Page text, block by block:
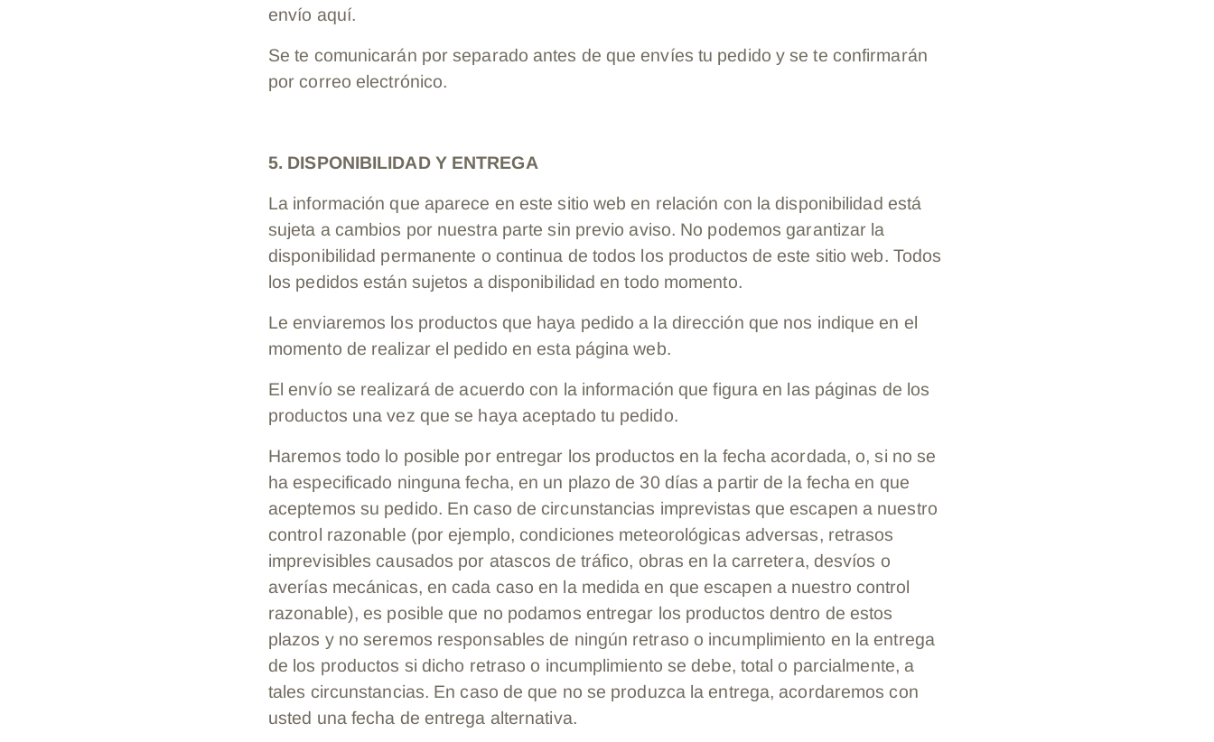
envío aquí.
Se te comunicarán por separado antes de que envíes tu pedido y se te confirmarán
por correo electrónico.
5. DISPONIBILIDAD Y ENTREGA
La información que aparece en este sitio web en relación con la disponibilidad está
sujeta a cambios por nuestra parte sin previo aviso. No podemos garantizar la
disponibilidad permanente o continua de todos los productos de este sitio web. Todos
los pedidos están sujetos a disponibilidad en todo momento.
Le enviaremos los productos que haya pedido a la dirección que nos indique en el
momento de realizar el pedido en esta página web.
El envío se realizará de acuerdo con la información que figura en las páginas de los
productos una vez que se haya aceptado tu pedido.
Haremos todo lo posible por entregar los productos en la fecha acordada, o, si no se
ha especificado ninguna fecha, en un plazo de 30 días a partir de la fecha en que
aceptemos su pedido. En caso de circunstancias imprevistas que escapen a nuestro
control razonable (por ejemplo, condiciones meteorológicas adversas, retrasos
imprevisibles causados por atascos de tráfico, obras en la carretera, desvíos o
averías mecánicas, en cada caso en la medida en que escapen a nuestro control
razonable), es posible que no podamos entregar los productos dentro de estos
plazos y no seremos responsables de ningún retraso o incumplimiento en la entrega
de los productos si dicho retraso o incumplimiento se debe, total o parcialmente, a
tales circunstancias. En caso de que no se produzca la entrega, acordaremos con
usted una fecha de entrega alternativa.